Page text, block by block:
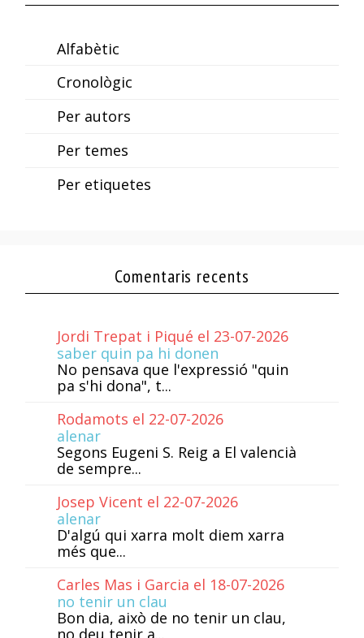
Alfabètic
Cronològic
Per autors
Per temes
Per etiquetes
Comentaris recents
Jordi Trepat i Piqué el 23-07-2026
saber quin pa hi donen
No pensava que l'expressió "quin
pa s'hi dona", t...
Rodamots el 22-07-2026
alenar
Segons Eugeni S. Reig a El valencià
de sempre...
Josep Vicent el 22-07-2026
alenar
D'algú qui xarra molt diem xarra
més que...
Carles Mas i Garcia el 18-07-2026
no tenir un clau
Bon dia, això de no tenir un clau,
no deu tenir a...